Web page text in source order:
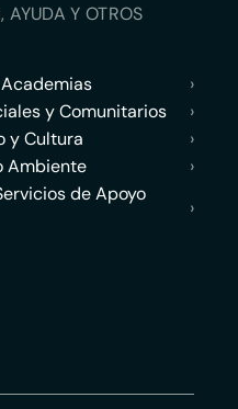
AYUDA Y OTROS
›
y Comunitarios
›
y Cultura
›
Ambiente
›
de Apoyo
›